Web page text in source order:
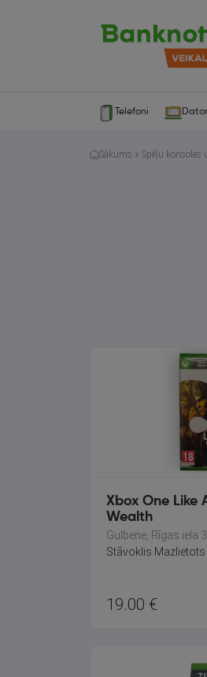
Telefoni
Sākums Spēļu konsoles
Xbox One Like
Wealth
Gulbene, Rīgas iela
Stāvoklis
19.00 €